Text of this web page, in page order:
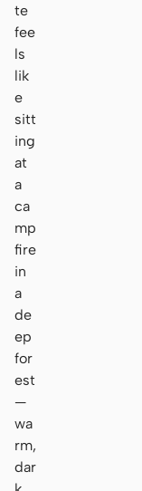
te
fee
ls
lik
e
sitt
ing
at
a
ca
mp
fire
in
a
de
ep
for
est
—
wa
rm,
dar